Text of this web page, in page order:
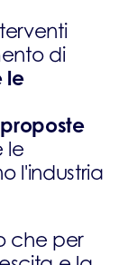
di
le
le
l'industria
che per